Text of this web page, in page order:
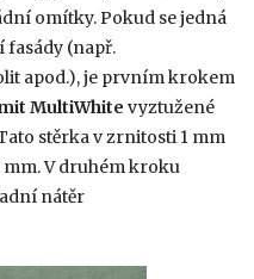
omítky. Pokud se jedná
fasády (např.
apod.), je prvním krokem
MultiWhitevyztužené
stěrka v zrnitosti 1 mm
V druhém kroku
nátěr